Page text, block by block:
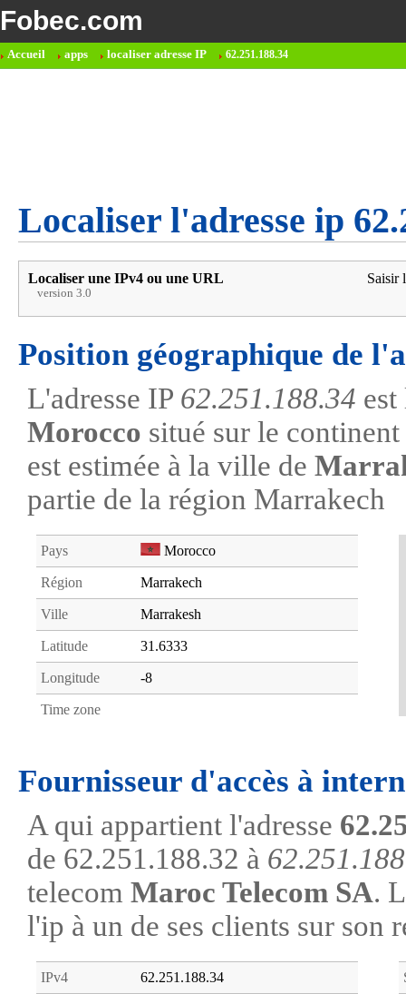
Fobec.com
Accueil apps localiser adresse IP 62.251.188.34
Localiser l'adresse ip
Localiser une IPv4 ou une URL
version 3.0
Saisir
Position géographique de
L'adresse IP 62.251.188.34
Morocco situé sur le
est estimée à la ville de
partie de la région Marrakech
Pays Morocco
Région Marrakech
Ville Marrakesh
Latitude 31.6333
Longitude -8
Time zone
Fournisseur d'accès à
A qui appartient l'adresse
de 62.251.188.32 à
telecom Maroc Telecom SA.
l'ip à un de ses clients sur son
IPv4 62.251.188.34